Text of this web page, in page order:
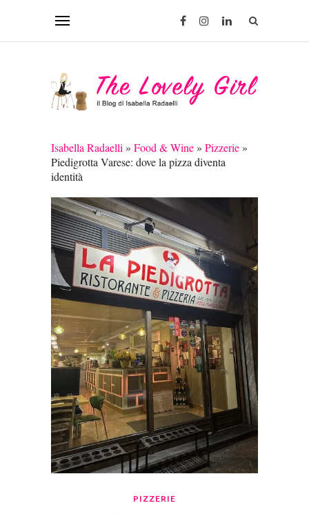
Isabella Radaelli » Food & Wine» Pizzerie»
Piedigrotta Varese: dove la pizza diventa
identità
PIZZERIE